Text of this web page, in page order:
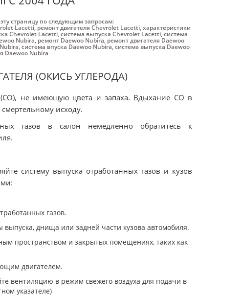
страницу по следующим запросам:
Lacetti,ремонт двигателя Chevrolet Lacetti,характеристики
Chevrolet Lacetti,система выпуска Chevrolet Lacetti,система
Nubira, ремонт Daewoo Nubira, ремонт двигателя Daewoo
,система впуска Daewoo Nubira,система выпуска Daewoo
Daewoo Nubira
(ОКИСЬ УГЛЕРОДА)
(СО), не имеющую цвета и запаха. Вдыхание СО в
исходу.
газов в салон немедленно обратитесь к
систему выпуска отработанных газов и кузов
газов.
днища или задней части кузова автомобиля.
пространством и закрытых помещениях, таких как
двигателем.
вентиляцию в режим свежего воздуха для подачи в
указателе)